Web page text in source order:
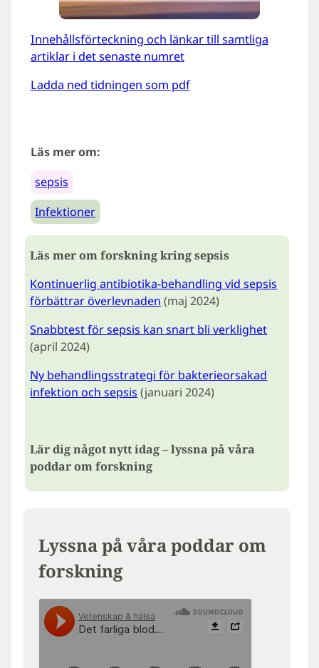
Innehållsförteckning och länkar till samtliga
artiklar i det senaste numret
Ladda ned tidningen som pdf
Läs mer om:
sepsis
Infektioner
Läs mer om forskning kring sepsis
Kontinuerlig antibiotika-behandling vid sepsis
förbättrar överlevnaden (maj 2024)
Snabbtest för sepsis kan snart bli verklighet
(april 2024)
Ny behandlingsstrategi för bakterieorsakad
infektion och sepsis (januari 2024)
Lär dig något nytt idag – lyssna på våra
poddar om forskning
Lyssna på våra poddar om
forskning